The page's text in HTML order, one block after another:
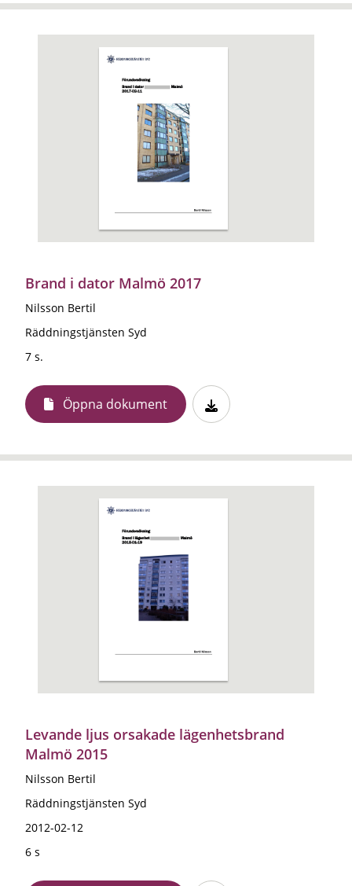
Brand i dator Malmö 2017
Nilsson Bertil
Räddningstjänsten Syd
7 s.
Öppna dokument
Levande ljus orsakade lägenhetsbrand
Malmö 2015
Nilsson Bertil
Räddningstjänsten Syd
2012-02-12
6 s